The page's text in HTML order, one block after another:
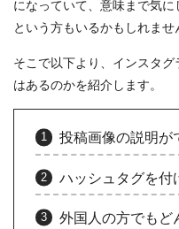
になっていて、意味まで気に
という方もいるかもしれませ
そこで以下より、インスタ
はあるのかを紹介します。
投稿画像の説明が
ハッシュタグを付
外国人の方でもど